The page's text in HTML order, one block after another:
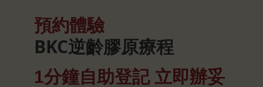
預約體驗
BKC逆齡膠原療程
1分鐘自助登記 立即辦妥